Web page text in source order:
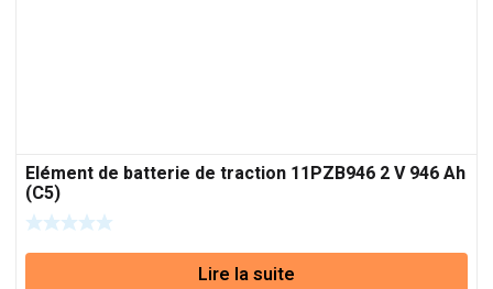
Elément de batterie de traction 11PZB946 2 V 946 Ah
(C5)
Lire la suite